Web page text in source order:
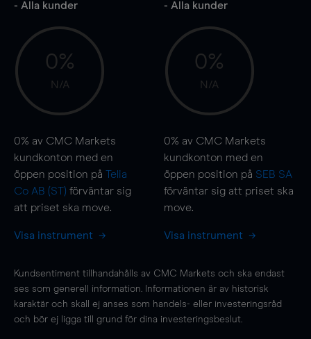
- Alla kunder
0%
N/A
0% av CMC Markets
kundkonton med en
öppen position på Telia
Co AB (ST) förväntar sig
att priset ska move.
Visa instrument
- Alla kunder
0%
N/A
0% av CMC Markets
kundkonton med en
öppen position på SEB SA
förväntar sig att priset ska
move.
Visa instrument
Kundsentiment tillhandahålls av CMC Markets och ska endast
ses som generell information. Informationen är av historisk
karaktär och skall ej anses som handels- eller investeringsråd
och bör ej ligga till grund för dina investeringsbeslut.